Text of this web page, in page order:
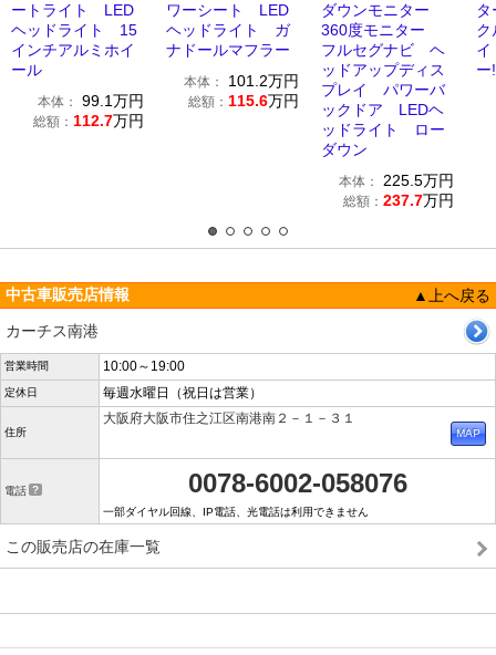
ートライト LED
ヘッドライト 15
インチアルミホイ
ール
本体： 99.1万円
総額： 112.7万円
ワーシート LED
ヘッドライト ガ
ナドールマフラー
本体： 101.2万円
総額： 115.6万円
ダウンモニター
360度モニター
フルセグナビ ヘ
ッドアップディス
プレイ パワーバ
ックドア LEDヘ
ッドライト ロー
ダウン
本体： 225.5万円
総額： 237.7万円
ク
イ
ー
中古車販売店情報
▲上へ戻る
カーチス南港
営業時間 10:00～19:00
定休日 毎週水曜日（祝日は営業）
住所
大阪府大阪市住之江区南港南２－１－３１
電話 0078-6002-058076
一部ダイヤル回線、IP電話、光電話は利用できません
この販売店の在庫一覧